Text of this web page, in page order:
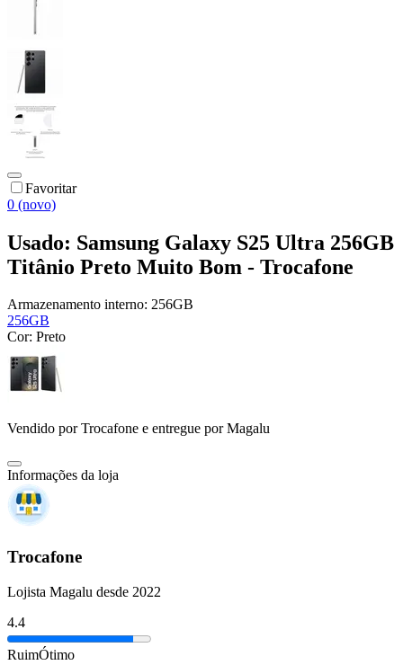
Favoritar
0 (novo)
Usado: Samsung Galaxy S25 Ultra 256GB
Titânio Preto Muito Bom - Trocafone
Armazenamento interno: 256GB
256GB
Cor: Preto
Vendido porTrocafone e entregue por Magalu
Informações da loja
Trocafone
Lojista Magalu desde 2022
4.4
RuimÓtimo